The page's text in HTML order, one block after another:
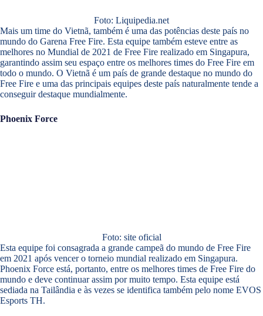
Foto: Liquipedia.net
Mais um time do Vietnã, também é uma das potências deste país no
mundo do Garena Free Fire. Esta equipe também esteve entre as
melhores no Mundial de 2021 de Free Fire realizado em Singapura,
garantindo assim seu espaço entre os melhores times do Free Fire em
todo o mundo. O Vietnã é um país de grande destaque no mundo do
Free Fire e uma das principais equipes deste país naturalmente tende a
conseguir destaque mundialmente.
Phoenix Force
Foto: site oficial
Esta equipe foi consagrada a grande campeã do mundo de Free Fire
em 2021 após vencer o torneio mundial realizado em Singapura.
Phoenix Force está, portanto, entre os melhores times de Free Fire do
mundo e deve continuar assim por muito tempo. Esta equipe está
sediada na Tailândia e às vezes se identifica também pelo nome EVOS
Esports TH.